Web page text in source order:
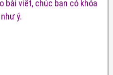
bài viết, chúc bạn có khóa
ý.